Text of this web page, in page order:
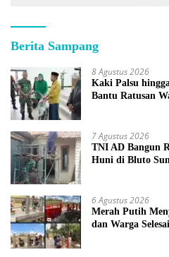
Berita Sampang
8 Agustus 2026
Kaki Palsu
Bantu Ratusan
7 Agustus 2026
TNI AD Bangun
Huni di Bluto
6 Agustus 2026
Merah Putih
dan Warga